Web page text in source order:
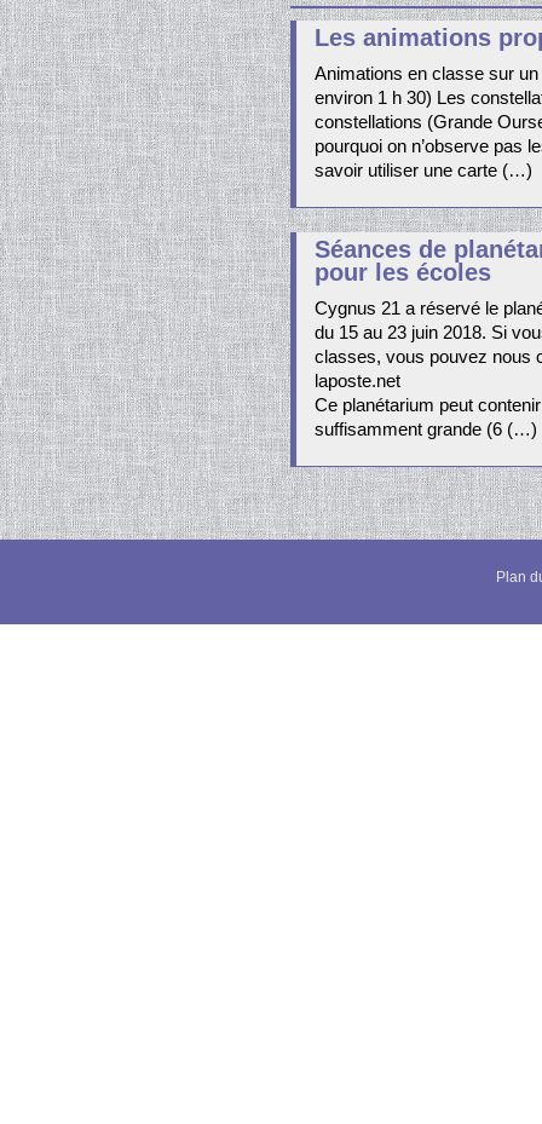
Les animations
Animations en classe sur
environ 1 h 30) Les
constellations (Grande
pourquoi on n’observe pas
savoir utiliser une carte (…)
Séances de
pour les écoles
Cygnus 21 a réservé le
du 15 au 23 juin 2018. Si
classes, vous pouvez nous
laposte.net
Ce planétarium peut
suffisamment grande (6 (…)
Plan